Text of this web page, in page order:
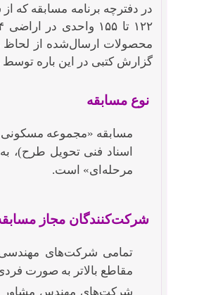
در دفترچه برنامه مسابقه
محصولات ارسال‌شده از لحاظ
گزارش کتبی در این باره توسط
نوع مسابقه
مسابقه «مجموعه
اسناد فنی تحویل طرح)،
مرحله‌ای» است.
شرکتکنندگان مجاز
تمامی شرکت‌های مهندسی
مقاطع بالاتر به صورت
شرکت‌های مهندس مشاور